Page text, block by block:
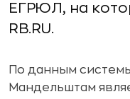
ЕГРЮЛ, на
RB.RU.
По данным
Мандельштам